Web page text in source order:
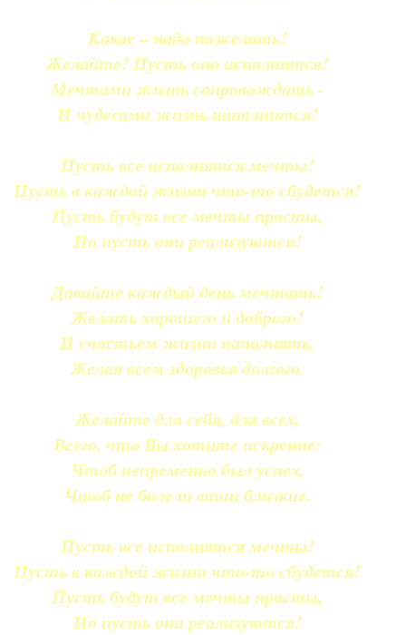
Какое – надо пожелать!
Желайте! Пусть оно исполнится!
Мечтами жизнь сопровождать -
И чудесами жизнь наполнится!
Пусть все исполнятся мечты!
Пусть в каждой жизни что-то сбудется!
Пусть будут все мечты просты,
Но пусть они реализуются!
Давайте каждый день мечтать!
Желать хорошего и доброго!
И счастьем жизни наполнять,
Желая всем здоровья долгого.
Желайте для себя, для всех,
Всего, что Вы хотите искренне:
Чтоб непременно был успех,
Чтоб не болели ваши близкие.
Пусть все исполнятся мечты!
Пусть в каждой жизни что-то сбудется!
Пусть будут все мечты просты,
Но пусть они реализуются!